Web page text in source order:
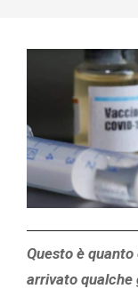
Questo è
arrivato qualche